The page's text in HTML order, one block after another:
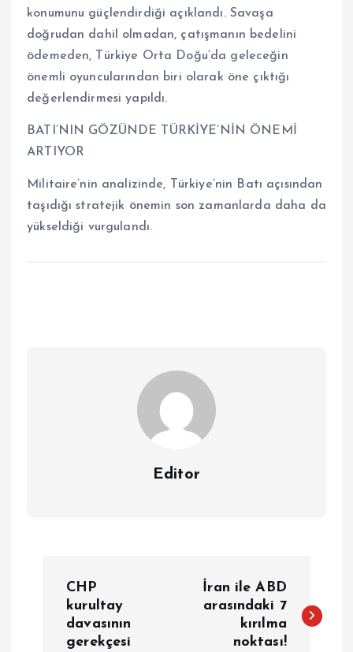
konumunu güçlendirdiği açıklandı. Savaşa
doğrudan dahil olmadan, çatışmanın bedelini
ödemeden, Türkiye Orta Doğu’da geleceğin
önemli oyuncularından biri olarak öne çıktığı
değerlendirmesi yapıldı.
BATI’NIN GÖZÜNDE TÜRKİYE’NİN ÖNEMİ
ARTIYOR
Militaire’nin analizinde, Türkiye’nin Batı açısından
taşıdığı stratejik önemin son zamanlarda daha da
yükseldiği vurgulandı.
Editor
CHP
kurultay
davasının
gerekçesi
İran ile ABD
arasındaki 7
kırılma
noktası!